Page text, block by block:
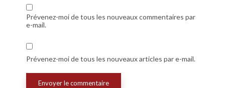
Prévenez-moi de tous les nouveaux commentaires par
e-mail.
Prévenez-moi de tous les nouveaux articles par e-mail.